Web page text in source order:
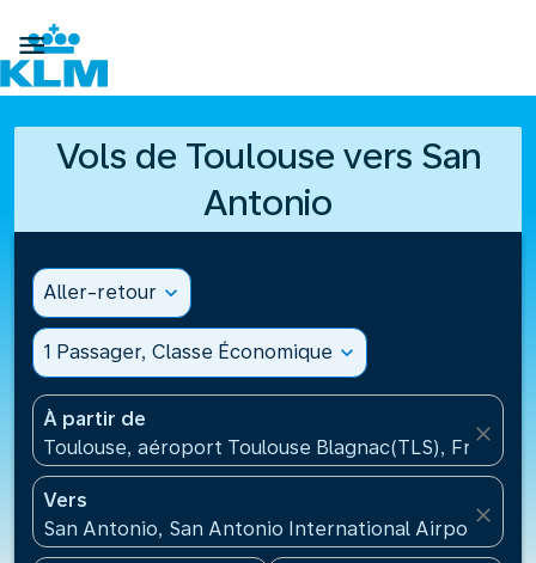

Vols de Toulouse vers San
Antonio
Aller-retour expand_more
1 Passager, Classe Économique expand_more
À partir de
Toulouse, aéroport Toulouse Blagnac(TLS), France
close
Vers
San Antonio, San Antonio International
close